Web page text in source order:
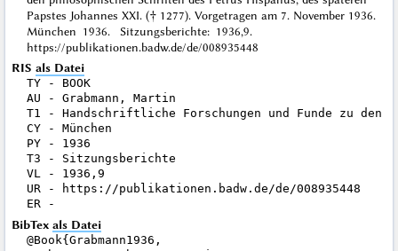
Papstes Johannes XXI. († 1277). Vorgetragen am 7. November 1936.
München 1936. Sitzungsberichte: 1936,9.
https://publikationen.badw.de/de/008935448
RIS als Datei
TY - BOOK
AU - Grabmann, Martin
T1 - Handschriftliche Forschungen und Funde zu den
CY - München
PY - 1936
T3 - Sitzungsberichte
VL - 1936,9
UR - https://publikationen.badw.de/de/008935448
BibTex als Datei
@Book{Grabmann1936,